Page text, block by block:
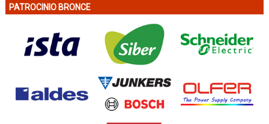
PATROCINIO BRONCE